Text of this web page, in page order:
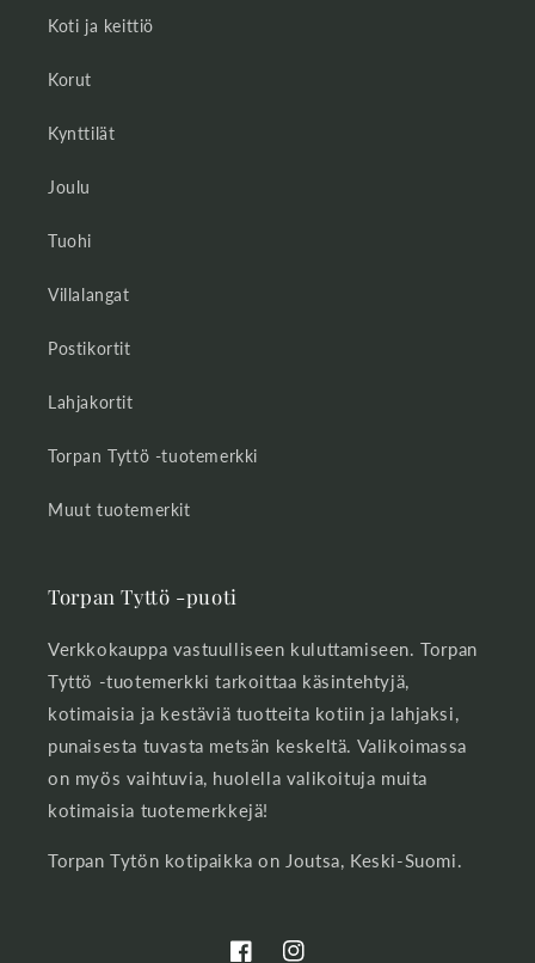
Koti ja keittiö
Korut
Kynttilät
Joulu
Tuohi
Villalangat
Postikortit
Lahjakortit
Torpan Tyttö -tuotemerkki
Muut tuotemerkit
Torpan Tyttö -puoti
Verkkokauppa vastuulliseen kuluttamiseen. Torpan
Tyttö -tuotemerkki tarkoittaa käsintehtyjä,
kotimaisia ja kestäviä tuotteita kotiin ja lahjaksi,
punaisesta tuvasta metsän keskeltä. Valikoimassa
on myös vaihtuvia, huolella valikoituja muita
kotimaisia tuotemerkkejä!
Torpan Tytön kotipaikka on Joutsa, Keski-Suomi.